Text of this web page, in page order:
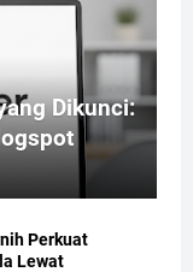
Dikunci:
Perkuat
Lewat